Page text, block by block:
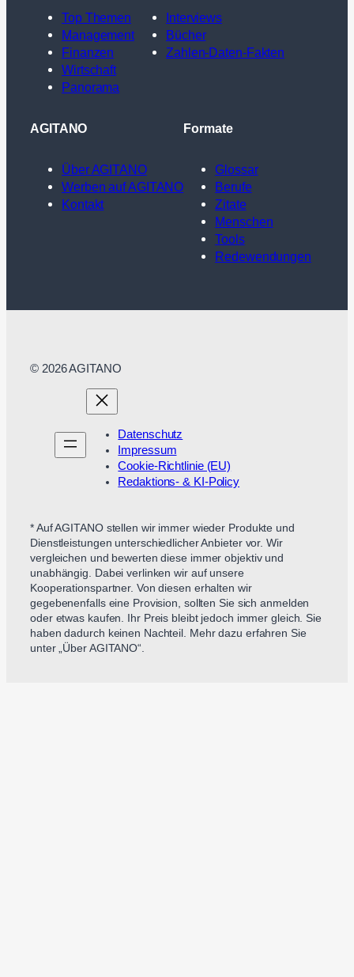
Top Themen
Management
Finanzen
Wirtschaft
Panorama
Interviews
Bücher
Zahlen-Daten-Fakten
AGITANO
Über AGITANO
Werben auf AGITANO
Kontakt
Formate
Glossar
Berufe
Zitate
Menschen
Tools
Redewendungen
© 2026 AGITANO
Datenschutz
Impressum
Cookie-Richtlinie (EU)
Redaktions- & KI-Policy
* Auf AGITANO stellen wir immer wieder Produkte und
Dienstleistungen unterschiedlicher Anbieter vor. Wir
vergleichen und bewerten diese immer objektiv und
unabhängig. Dabei verlinken wir auf unsere
Kooperationspartner. Von diesen erhalten wir
gegebenenfalls eine Provision, sollten Sie sich anmelden
oder etwas kaufen. Ihr Preis bleibt jedoch immer gleich. Sie
haben dadurch keinen Nachteil. Mehr dazu erfahren Sie
unter „Über AGITANO“.